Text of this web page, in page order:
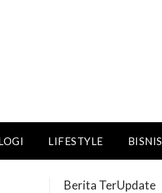
LIFESTYLE BISNIS
Berita TerUpdate